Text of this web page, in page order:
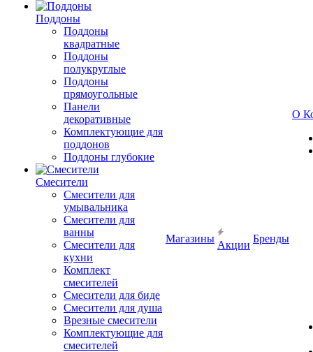
Поддоны
Поддоны
квадратные
Поддоны
полукруглые
Поддоны
прямоугольные
Панели
декоративные
Комплектующие для
поддонов
Поддоны глубокие
Смесители
Смесители для
умывальника
Смесители для
ванны
Смесители для
кухни
Комплект
смесителей
Смесители для биде
Смесители для душа
Врезные смесители
Комплектующие для
смесителей
Магазины
Акции
Бренды
О